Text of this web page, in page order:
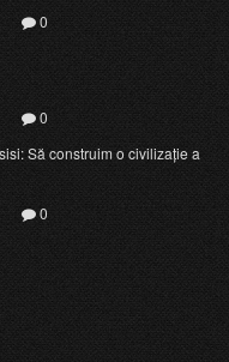
0
0
Să construim o civilizație a
0